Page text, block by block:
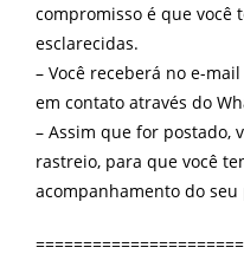
compromisso é que você
esclarecidas.
– Você receberá no e-
em contato através do
– Assim que for postado,
rastreio, para que você
acompanhamento do seu